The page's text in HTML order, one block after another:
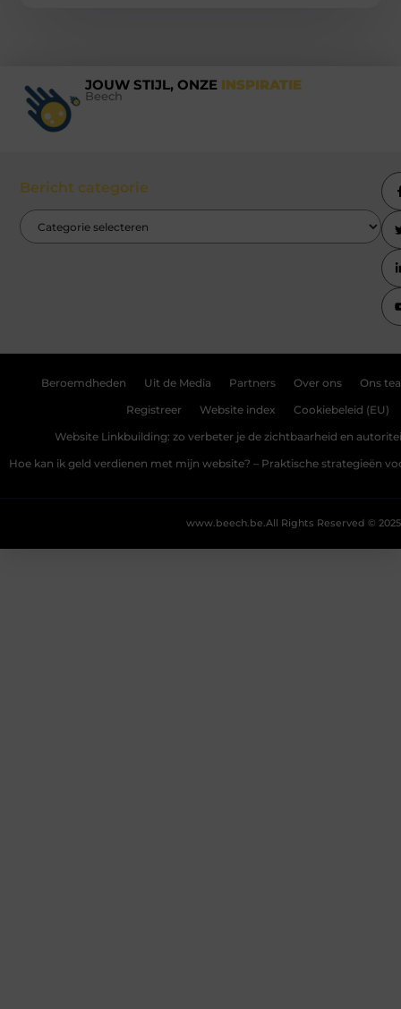
JOUW STIJL, ONZE INSPIRATIE
Beech
Bericht categorie
Beroemdheden Uit de Media Partners Over ons Ons
Registreer Website index Cookiebeleid (EU)
Website Linkbuilding: zo verbeter je de zichtbaarheid en
Hoe kan ik geld verdienen met mijn website? – Praktische strategieën
All Rights Reserved © 2025
www.beech.be.